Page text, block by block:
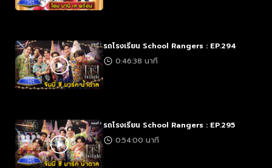
รถโรงเรียน School Rangers : EP.294
0:46:38 นาที
รถโรงเรียน School Rangers : EP.295
0:54:00 นาที